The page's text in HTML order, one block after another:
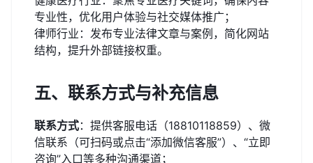
专业性，优化用户体验与社交媒体推广；
律师行业：发布专业法律文章与案例，简化网站
结构，提升外部链接权重。
五、联系方式与补充信息
联系方式：提供客服电话（18810118859）、微
信联系（可扫码或点击“添加微信客服”）、“立即
咨询”入口等多种沟通渠道；